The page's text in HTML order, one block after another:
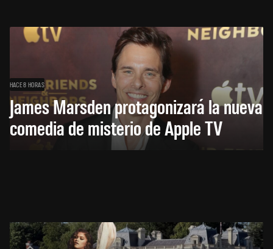
HACE 8 HORAS
James Marsden protagonizará la nueva
comedia de misterio de Apple TV